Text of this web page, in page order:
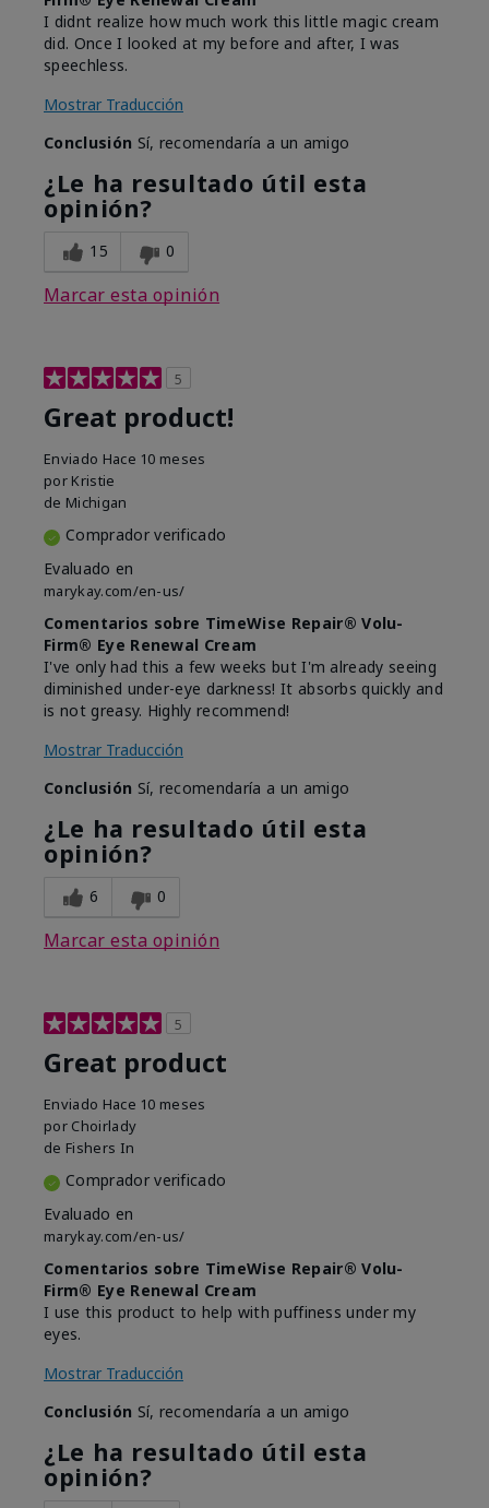
I didnt realize how much work this little magic cream
did. Once I looked at my before and after, I was
speechless.
Mostrar Traducción
Conclusión Sí, recomendaría a un amigo
¿Le ha resultado útil esta
opinión?
15 0
Marcar esta opinión
5
Great product!
Enviado Hace 10 meses
por Kristie
de Michigan
Comprador verificado
Evaluado en
marykay.com/en-us/
Comentarios sobre TimeWise Repair® Volu-
Firm® Eye Renewal Cream
I've only had this a few weeks but I'm already seeing
diminished under-eye darkness! It absorbs quickly and
is not greasy. Highly recommend!
Mostrar Traducción
Conclusión Sí, recomendaría a un amigo
¿Le ha resultado útil esta
opinión?
6 0
Marcar esta opinión
5
Great product
Enviado Hace 10 meses
por Choirlady
de Fishers In
Comprador verificado
Evaluado en
marykay.com/en-us/
Comentarios sobre TimeWise Repair® Volu-
Firm® Eye Renewal Cream
I use this product to help with puffiness under my
eyes.
Mostrar Traducción
Conclusión Sí, recomendaría a un amigo
¿Le ha resultado útil esta
opinión?